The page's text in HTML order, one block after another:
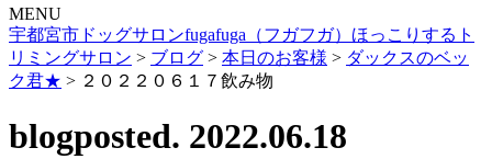
MENU
宇都宮市ドッグサロンfugafuga（フガフガ）ほっこりするト
リミングサロン > ブログ > 本日のお客様 > ダックスのベッ
ク君★ > ２０２２０６１７飲み物
blogposted. 2022.06.18